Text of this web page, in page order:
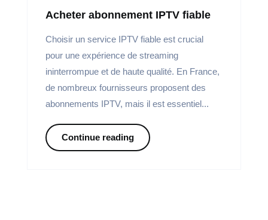
Acheter abonnement IPTV fiable
Choisir un service IPTV fiable est crucial
pour une expérience de streaming
ininterrompue et de haute qualité. En France,
de nombreux fournisseurs proposent des
abonnements IPTV, mais il est essentiel...
Continue reading